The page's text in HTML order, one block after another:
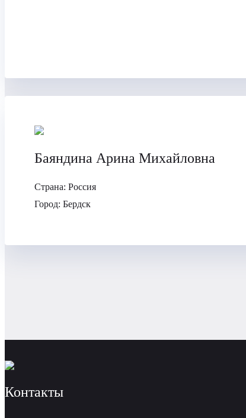
Баяндина Арина Михайловна
Страна: Россия
Город: Бердск
Контакты